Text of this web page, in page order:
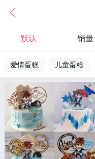
默认 销量
爱情蛋糕 儿童蛋糕